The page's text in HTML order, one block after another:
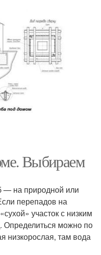
Выбираем
— на природной или
перепадов на
участок с низким
Определиться можно по
низкорослая, там вода